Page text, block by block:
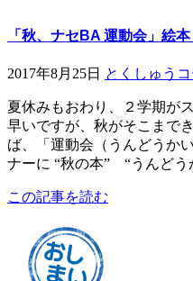
「秋、ナセBA 運動会」絵
2017年8月25日 とくしゅう
夏休みもおわり、２学期が
早いですが、秋がそこまで
ば、「運動会（うんどうか
ナーに “秋の本” “うんど
この記事を読む